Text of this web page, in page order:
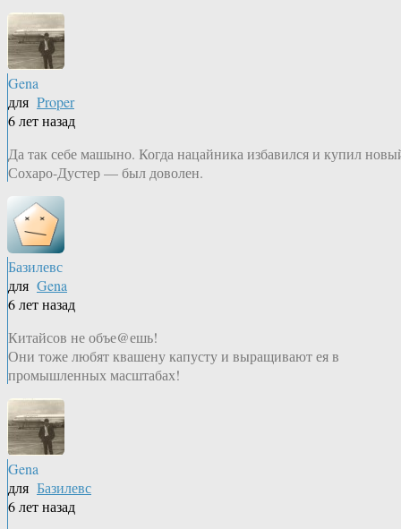
Gena
для Proper
6 лет назад
Да так себе машыно. Когда нацайника избавился и купил
Сохаро-Дустер — был доволен.
Базилевс
для Gena
6 лет назад
Китайсов не объе@ешь!
Они тоже любят квашену капусту и выращивают ея в
промышленных масштабах!
Gena
для Базилевс
6 лет назад